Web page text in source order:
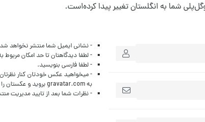
شما به انگلستان تغییر پیدا کرده‌است.
- نشانی ایمیل شما منتشر نخواهد
- لطفا دیدگاهتان تا حد امکان
- لطفا فارسی بنویسید.
- میخواهید عکس خودتان کنار
بهgravatar.com بروید و عکستان
- نظرات شما بعد از تایید مدیریت